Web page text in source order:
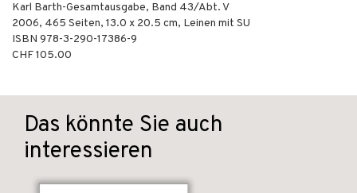
Karl Barth-Gesamtausgabe, Band 43/Abt. V
2006, 465 Seiten, 13.0 x 20.5 cm, Leinen mit SU
ISBN 978-3-290-17386-9
CHF 105.00
Das könnte Sie auch
interessieren